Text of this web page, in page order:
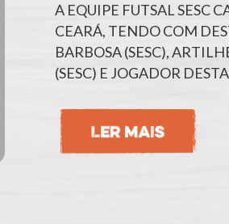
A EQUIPE FUTSAL SESC
CEARÁ, TENDO COM
BARBOSA (SESC),
(SESC) E JOGADOR